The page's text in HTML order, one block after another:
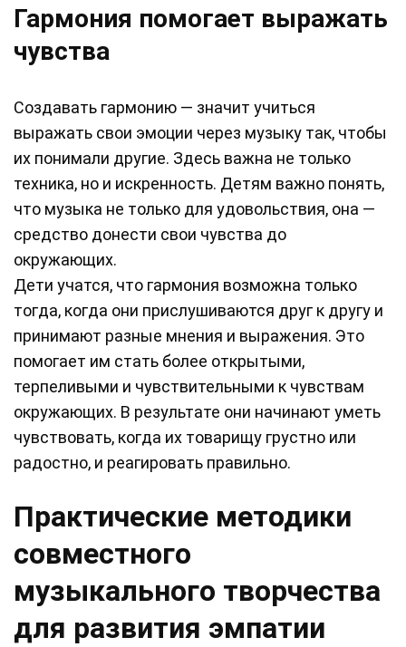
Гармония помогает выражать
чувства
Создавать гармонию — значит учиться
выражать свои эмоции через музыку так, чтобы
их понимали другие. Здесь важна не только
техника, но и искренность. Детям важно понять,
что музыка не только для удовольствия, она —
средство донести свои чувства до
окружающих.
Дети учатся, что гармония возможна только
тогда, когда они прислушиваются друг к другу и
принимают разные мнения и выражения. Это
помогает им стать более открытыми,
терпеливыми и чувствительными к чувствам
окружающих. В результате они начинают уметь
чувствовать, когда их товарищу грустно или
радостно, и реагировать правильно.
Практические методики
совместного
музыкального творчества
для развития эмпатии